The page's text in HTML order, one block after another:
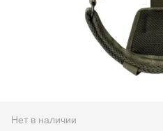
Нет в наличии